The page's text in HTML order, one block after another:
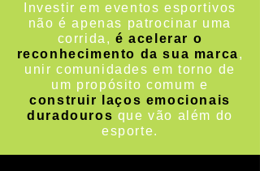
Investir em eventos esportivos
não é apenas patrocinar uma
corrida,é acelerar o
reconhecimento da sua marca,
unir comunidades em torno de
um propósito comum e
construir laços emocionais
duradouros que vão além do
esporte.